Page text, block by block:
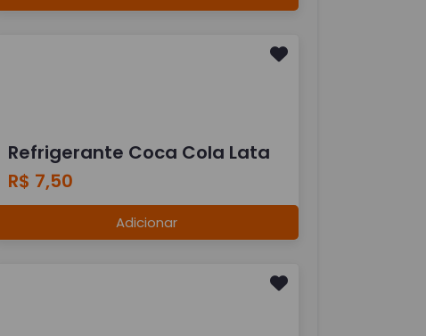
Refrigerante Coca Cola Lata
R$ 7,50
Adicionar